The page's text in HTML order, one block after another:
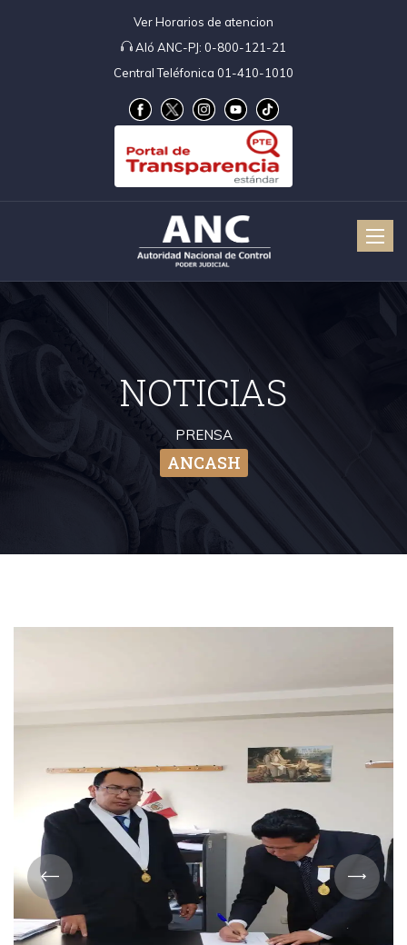
Ver Horarios de atencion
Aló ANC-PJ: 0-800-121-21
Central Teléfonica 01-410-1010
Toggle
NOTICIAS
PRENSA
ANCASH